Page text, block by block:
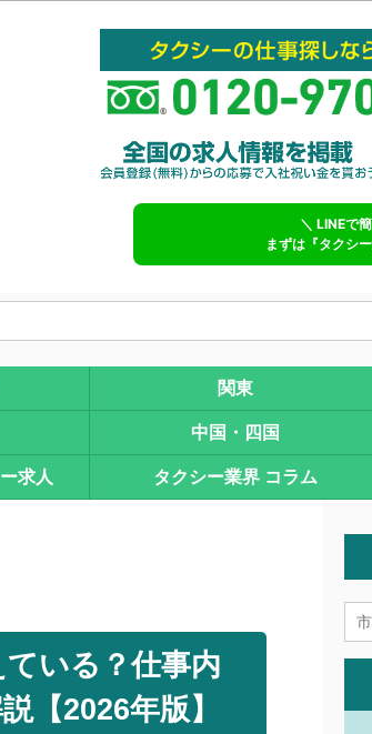
＼ LINEで
まずは『タクシ
関東
中国・四国
求人 タクシー業界 コラム
いる？仕事内
【2026年版】